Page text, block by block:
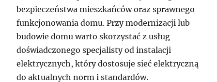
bezpieczeństwa mieszkańców oraz sprawnego
funkcjonowania domu. Przy modernizacji lub
budowie domu warto skorzystać z usług
doświadczonego specjalisty od instalacji
elektrycznych, który dostosuje sieć elektryczną
do aktualnych norm i standardów.